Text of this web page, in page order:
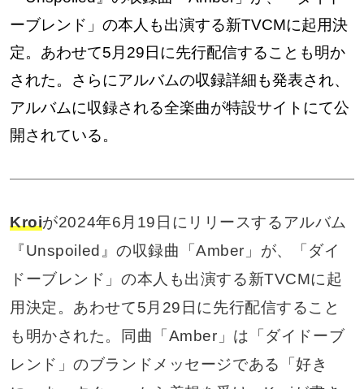
ーブレンド」の本人も出演する新TVCMに起用決
定。あわせて5月29日に先行配信することも明か
された。さらにアルバムの収録詳細も発表され、
アルバムに収録される全楽曲が特設サイトにて公
開されている。
Kroiが2024年6月19日にリリースするアルバム
『Unspoiled』の収録曲「Amber」が、「ダイ
ドーブレンド」の本人も出演する新TVCMに起
用決定。あわせて5月29日に先行配信すること
も明かされた。同曲「Amber」は「ダイドーブ
レンド」のブランドメッセージである「好き